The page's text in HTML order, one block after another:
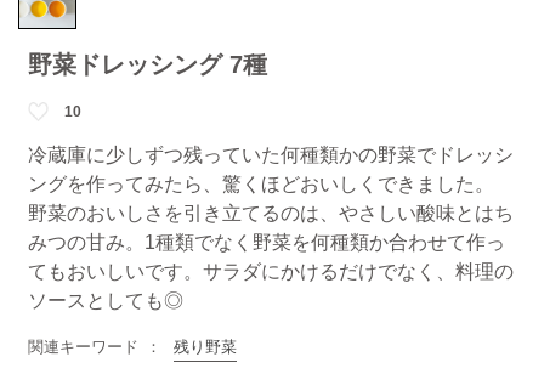
野菜ドレッシング 7種
10
冷蔵庫に少しずつ残っていた何種類かの野菜でドレッシ
ングを作ってみたら、驚くほどおいしくできました。
野菜のおいしさを引き立てるのは、やさしい酸味とはち
みつの甘み。1種類でなく野菜を何種類か合わせて作っ
てもおいしいです。サラダにかけるだけでなく、料理の
ソースとしても◎
関連キーワード
残り野菜